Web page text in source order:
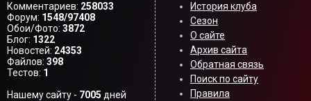
Комментариев: 258033
Форум: 1548/97408
Обои/Фото: 3872
Блог: 1322
Новостей: 24353
Файлов: 398
Тестов: 1
Нашему сайту - 7005 дней
История клуба
Сезон
О сайте
Архив сайта
Обратная связь
Поиск по сайту
Правила